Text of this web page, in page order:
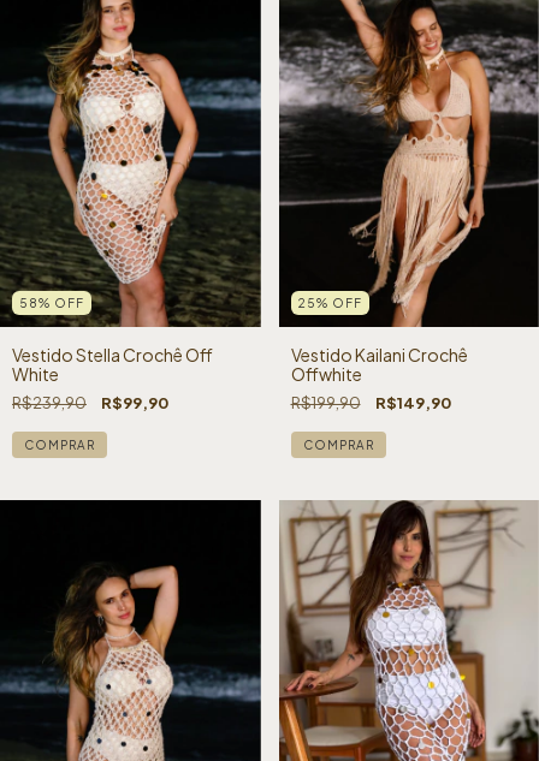
58% OFF
Vestido Stella Crochê Off
White
R$239,90 R$99,90
COMPRAR
25% OFF
Vestido Kailani Crochê
Offwhite
R$199,90 R$149,90
COMPRAR